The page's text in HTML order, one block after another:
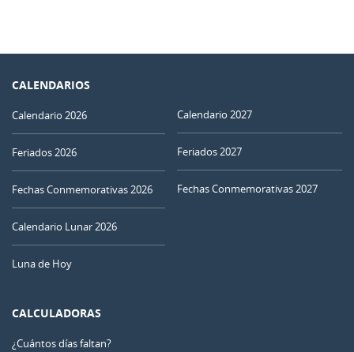
CALENDARIOS
Calendario 2026
Feriados 2026
Fechas Conmemorativas 2026
Calendario Lunar 2026
Luna de Hoy
Calendario 2027
Feriados 2027
Fechas Conmemorativas 2027
CALCULADORAS
¿Cuántos días faltan?